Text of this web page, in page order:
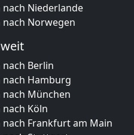
Niederlande
Norwegen
Berlin
Hamburg
München
Köln
Frankfurt am Main